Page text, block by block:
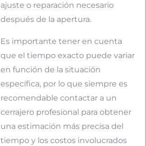
ajuste o reparación necesario
después de la apertura.
Es importante tener en cuenta
que el tiempo exacto puede variar
en función de la situación
específica, por lo que siempre es
recomendable contactar a un
cerrajero profesional para obtener
una estimación más precisa del
tiempo y los costos involucrados